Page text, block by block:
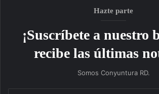
Hazte parte
¡Suscríbete a nuestro
recibe las últimas
Somos Conyuntura RD.